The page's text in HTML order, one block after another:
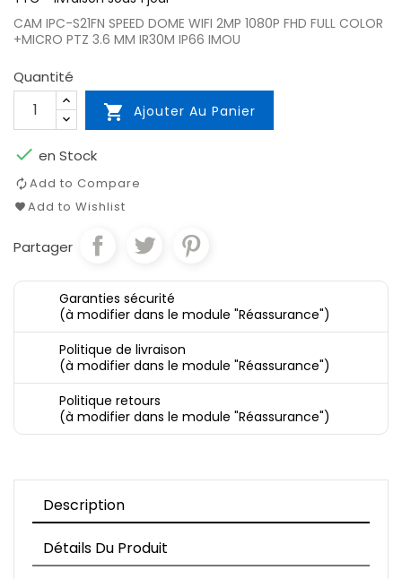
CAM IPC-S21FN SPEED DOME WIFI 2MP 1080P FHD FULL COLOR
+MICRO PTZ 3.6 MM IR30M IP66 IMOU
Quantité
 Ajouter Au Panier
 en Stock
Add to Compare
Add to Wishlist
Partager
Garanties sécurité
(à modifier dans le module "Réassurance")
Politique de livraison
(à modifier dans le module "Réassurance")
Politique retours
(à modifier dans le module "Réassurance")
Description
Détails Du Produit